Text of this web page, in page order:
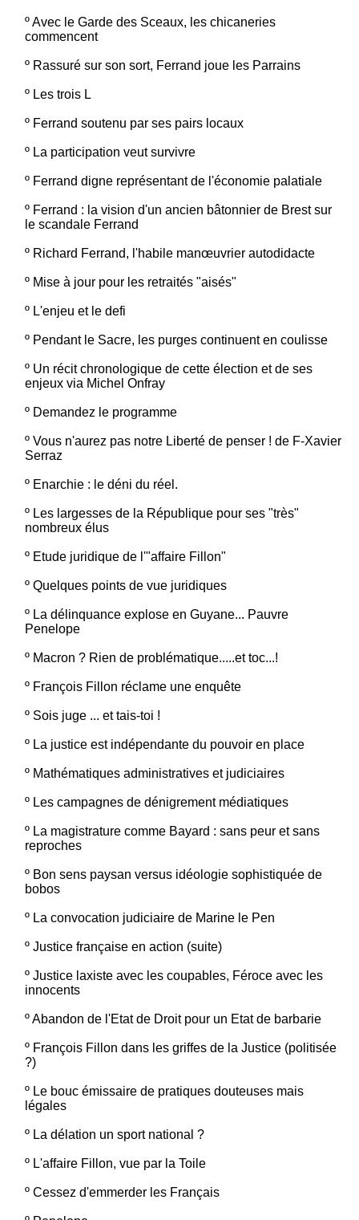
ºAvec le Garde des Sceaux, les chicaneries
commencent
º Rassuré sur son sort, Ferrand joue les Parrains
º Les trois L
º Ferrand soutenu par ses pairs locaux
º La participation veut survivre
º Ferrand digne représentant de l'économie palatiale
º Ferrand : la vision d'un ancien bâtonnier de Brest sur
le scandale Ferrand
º Richard Ferrand, l'habile manœuvrier autodidacte
º Mise à jour pour les retraités "aisés"
º L'enjeu et le defi
º Pendant le Sacre, les purges continuent en coulisse
º Un récit chronologique de cette élection et de ses
enjeux via Michel Onfray
º Demandez le programme
º Vous n'aurez pas notre Liberté de penser ! de F-Xavier
Serraz
º Enarchie : le déni du réel.
º Les largesses de la République pour ses "très"
nombreux élus
º Etude juridique de l'"affaire Fillon"
º Quelques points de vue juridiques
º La délinquance explose en Guyane... Pauvre
Penelope
º Macron ? Rien de problématique.....et toc...!
º François Fillon réclame une enquête
º Sois juge ... et tais-toi !
º La justice est indépendante du pouvoir en place
º Mathématiques administratives et judiciaires
º Les campagnes de dénigrement médiatiques
º La magistrature comme Bayard : sans peur et sans
reproches
º Bon sens paysan versus idéologie sophistiquée de
bobos
º La convocation judiciaire de Marine le Pen
º Justice française en action (suite)
º Justice laxiste avec les coupables, Féroce avec les
innocents
ºAbandon de l'Etat de Droit pour un Etat de barbarie
º François Fillon dans les griffes de la Justice (politisée
?)
º Le bouc émissaire de pratiques douteuses mais
légales
º La délation un sport national ?
º L'affaire Fillon, vue par la Toile
º Cessez d'emmerder les Français